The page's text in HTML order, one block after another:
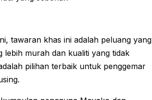
tawaran khas ini adalah peluang yang
lebih murah dan kualiti yang tidak
pilihan terbaik untuk penggemar